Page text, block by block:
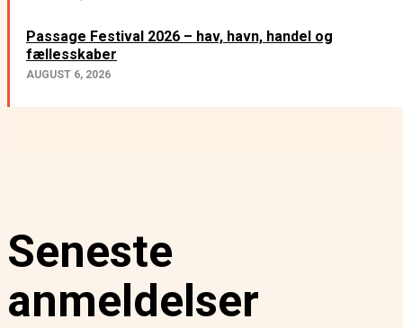
Passage Festival 2026 – hav, havn, handel og
fællesskaber
AUGUST 6, 2026
Seneste
anmeldelser